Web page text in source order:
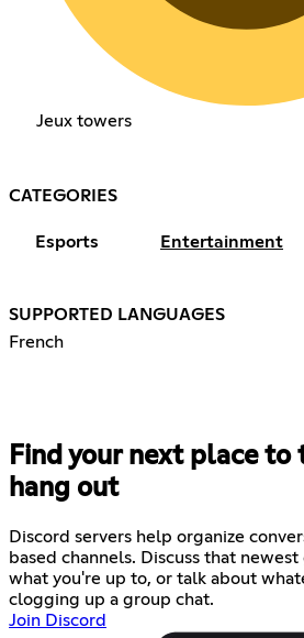
Jeux towers
CATEGORIES
Esports Entertainment
SUPPORTED LANGUAGES
French
Find your next place to
hang out
Discord servers help organize
based channels. Discuss that newest
what you're up to, or talk about
clogging up a group chat.
Join Discord